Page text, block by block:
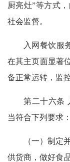
厨亮灶”等方式
社会监督。
入网餐饮服
在其主页面显著
备正常运转，监
第二十六条
当符合下列要求：
（一）制定
供货商，做好食